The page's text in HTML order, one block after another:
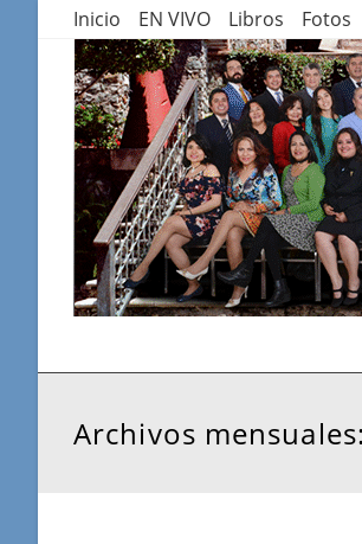
contenido
Inicio EN VIVO Libros Fotos
Archivos